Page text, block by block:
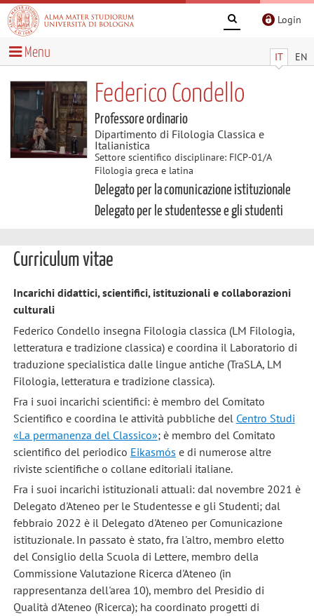
Login
IT EN
Menu
Federico Condello
Professore ordinario
Dipartimento di Filologia Classica e
Italianistica
Settore scientifico disciplinare: FICP-01/A
Filologia greca e latina
Delegato per la comunicazione istituzionale
Delegato per le studentesse e gli studenti
Curriculum vitae
Incarichi didattici, scientifici, istituzionali e collaborazioni
culturali
Federico Condello insegna Filologia classica (LM Filologia,
letteratura e tradizione classica) e coordina il Laboratorio di
traduzione specialistica dalle lingue antiche (TraSLA, LM
Filologia, letteratura e tradizione classica).
Fra i suoi incarichi scientifici: è membro del Comitato
Scientifico e coordina le attività pubbliche del Centro Studi
«La permanenza del Classico»; è membro del Comitato
scientifico del periodico Eikasmós e di numerose altre
riviste scientifiche o collane editoriali italiane.
Fra i suoi incarichi istituzionali attuali: dal novembre 2021 è
Delegato d'Ateneo per le Studentesse e gli Studenti; dal
febbraio 2022 è il Delegato d'Ateneo per Comunicazione
istituzionale. In passato è stato, fra l'altro, membro eletto
del Consiglio della Scuola di Lettere, membro della
Commissione Valutazione Ricerca d'Ateneo (in
rappresentanza dell'area 10), membro del Presidio di
Qualità d'Ateneo (Ricerca); ha coordinato progetti di